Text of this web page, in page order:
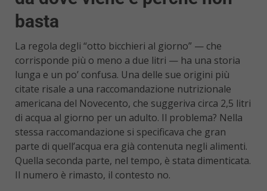
basta
La regola degli “otto bicchieri al giorno” — che
corrisponde più o meno a due litri — ha una storia
lunga e un po’ confusa. Una delle sue origini più
citate risale a una raccomandazione nutrizionale
americana del Novecento, che suggeriva circa 2,5 litri
di acqua al giorno per un adulto. Il problema? Nella
stessa raccomandazione si specificava che gran
parte di quell’acqua era già contenuta negli alimenti.
Quella seconda parte, nel tempo, è stata dimenticata.
Il numero è rimasto, il contesto no.